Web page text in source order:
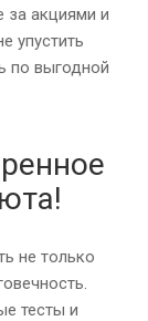
за акциями и
упустить
по выгодной
не только
тесты и